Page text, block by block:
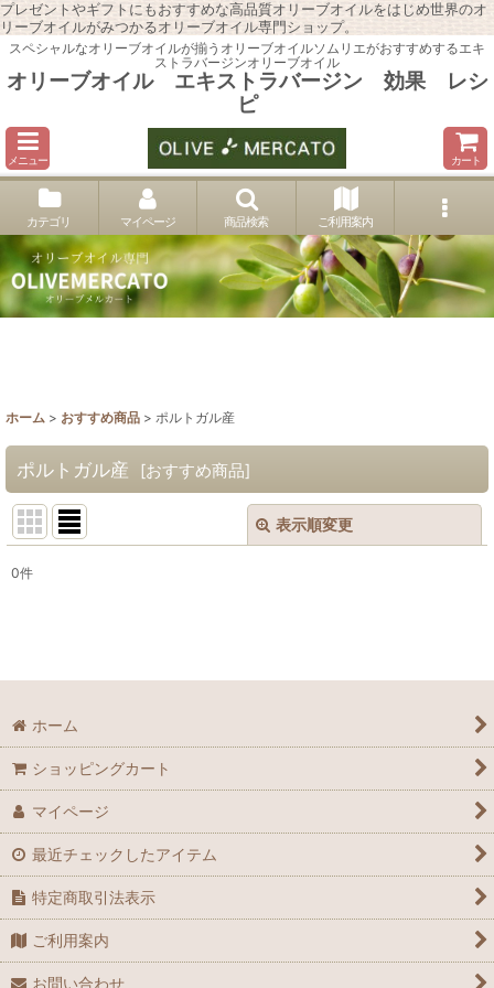
プレゼントやギフトにもおすすめな高品質オリーブオイルをはじめ世界のオ
リーブオイルがみつかるオリーブオイル専門ショップ。
スペシャルなオリーブオイルが揃うオリーブオイルソムリエがおすすめするエキ
ストラバージンオリーブオイル
オリーブオイル エキストラバージン 効果 レシ
ピ
メニュー カート
カテゴリ マイページ 商品検索 ご利用案内
ホーム > おすすめ商品 > ポルトガル産
ポルトガル産 [おすすめ商品]
表示順変更
0件
ホーム
ショッピングカート
マイページ
最近チェックしたアイテム
特定商取引法表示
ご利用案内
お問い合わせ